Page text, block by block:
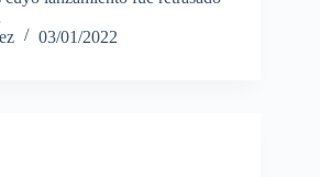
03/01/2022